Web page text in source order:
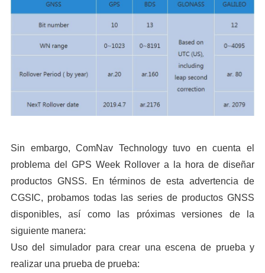
Sin embargo, ComNav Technology tuvo en cuenta el
problema del GPS Week Rollover a la hora de diseñar
productos GNSS. En términos de esta advertencia de
CGSIC, probamos todas las series de productos GNSS
disponibles, así como las próximas versiones de la
siguiente manera:
Uso del simulador para crear una escena de prueba y
realizar una prueba de prueba: